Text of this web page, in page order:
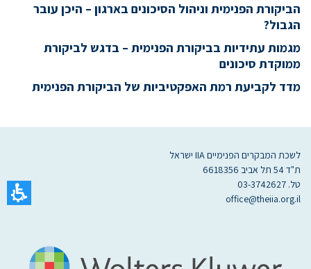
הביקורת הפנימית וניהול הסיכונים בארגון – היכן עובר
הגבול?
מגמות עתידיות בביקורת הפנימית – בדגש לביקורת
ממוקדת סיכונים
מדד לקביעת רמת האפקטיביות של הביקורת הפנימית
לשכת המבקרים הפנימיים IIA ישראל
ת"ד 54 תל אביב 6618356
טל. 03-3742627
office@theiia.org.il